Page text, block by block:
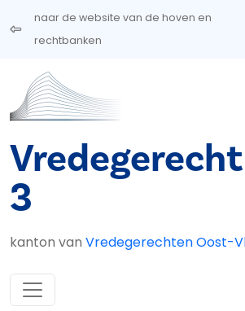
Overslaan en naar de inhoud gaan
naar de website van de hoven en
rechtbanken
3
kanton van Vredegerechten Oost-